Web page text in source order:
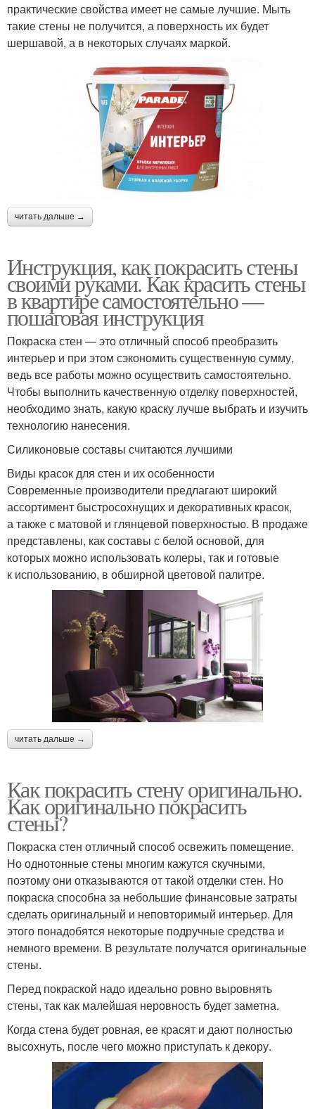
практические свойства имеет не самые лучшие. Мыть
такие стены не получится, а поверхность их будет
шершавой, а в некоторых случаях маркой.
читать дальше →
Инструкция, как покрасить стены
своими руками. Как красить стены
в квартире самостоятельно —
пошаговая инструкция
Покраска стен — это отличный способ преобразить
интерьер и при этом сэкономить существенную сумму,
ведь все работы можно осуществить самостоятельно.
Чтобы выполнить качественную отделку поверхностей,
необходимо знать, какую краску лучше выбрать и изучить
технологию нанесения.
Силиконовые составы считаются лучшими
Виды красок для стен и их особенности
Современные производители предлагают широкий
ассортимент быстросохнущих и декоративных красок,
а также с матовой и глянцевой поверхностью. В продаже
представлены, как составы с белой основой, для
которых можно использовать колеры, так и готовые
к использованию, в обширной цветовой палитре.
читать дальше →
Как покрасить стену оригинально.
Как оригинально покрасить
стены?
Покраска стен отличный способ освежить помещение.
Но однотонные стены многим кажутся скучными,
поэтому они отказываются от такой отделки стен. Но
покраска способна за небольшие финансовые затраты
сделать оригинальный и неповторимый интерьер. Для
этого понадобятся некоторые подручные средства и
немного времени. В результате получатся оригинальные
стены.
Перед покраской надо идеально ровно выровнять
стены, так как малейшая неровность будет заметна.
Когда стена будет ровная, ее красят и дают полностью
высохнуть, после чего можно приступать к декору.